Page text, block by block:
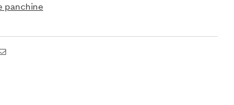
panchine
Email